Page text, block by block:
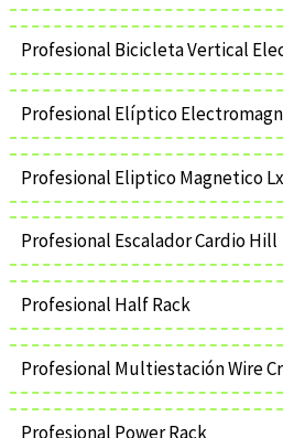
Profesional Bicicleta Vertical
Profesional Elíptico
Profesional Eliptico Magnetico Lx
Profesional Escalador Cardio Hill
Profesional Half Rack
Profesional Multiestación Wire
Profesional Power Rack